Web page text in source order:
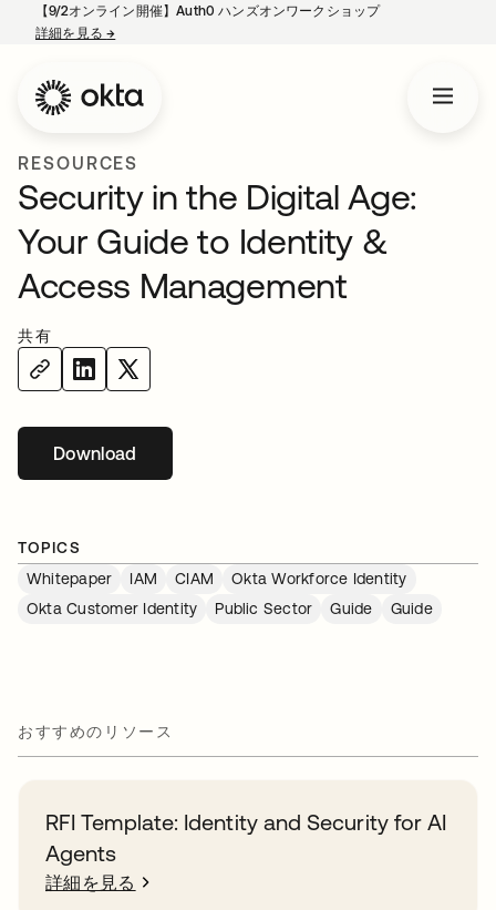
【9/2オンライン開催】Auth0 ハンズオンワークショップ
詳細を見る→
RESOURCES
Security in the Digital Age:
Your Guide to Identity &
Access Management
共有
Download新しいタブで開く
TOPICS
Whitepaper
IAM CIAM
Okta Workforce Identity
Okta Customer Identity
Public Sector Guide Guide
おすすめのリソース
RFI Template: Identity and Security for AI
Agents
詳細を見る